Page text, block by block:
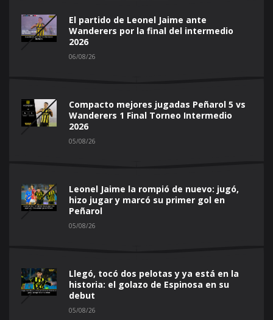
El partido de Leonel Jaime ante
Wanderers por la final del intermedio
2026
06/08/26
Compacto mejores jugadas Peñarol 5 vs
Wanderers 1 Final Torneo Intermedio
2026
05/08/26
Leonel Jaime la rompió de nuevo: jugó,
hizo jugar y marcó su primer gol en
Peñarol
05/08/26
Llegó, tocó dos pelotas y ya está en la
historia: el golazo de Espinosa en su
debut
05/08/26